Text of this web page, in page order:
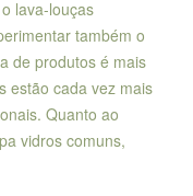
lava-louças
também o
de produtos é mais
estão cada vez mais
Quanto ao
vidros comuns,